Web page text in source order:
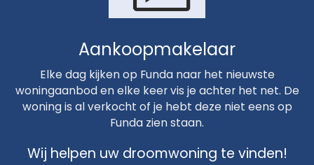
Aankoopmakelaar
Elke dag kijken op Funda naar het nieuwste
woningaanbod en elke keer vis je achter het net. De
woning is al verkocht of je hebt deze niet eens op
Funda zien staan.
Wij helpen uw droomwoning te vinden!